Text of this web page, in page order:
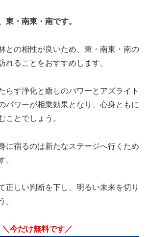
東・南東・南です。
との相性が良いため、東・南東・南の
れることをおすすめします。
らす浄化と癒しのパワーとアズライト
パワーが相乗効果となり、心身ともに
ことでしょう。
に宿るのは新たなステージへ行くため
。
正しい判断を下し、明るい未来を切り
。
＼今だけ無料です／